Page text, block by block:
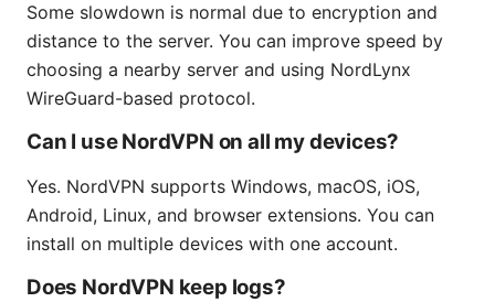
Some slowdown is normal due to encryption and
distance to the server. You can improve speed by
choosing a nearby server and using NordLynx
WireGuard-based protocol.
Can I use NordVPN on all my devices?
Yes. NordVPN supports Windows, macOS, iOS,
Android, Linux, and browser extensions. You can
install on multiple devices with one account.
Does NordVPN keep logs?